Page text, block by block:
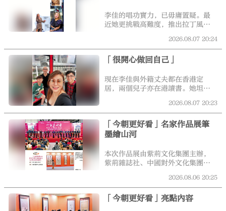
李佳的唱功實力，已毋庸置疑。最
近她更挑戰高難度，推出拉丁風十
常密集。她亦翻唱了林子祥的《追
憶》，以表達對父親的思念。明日
李佳更會帶同其最近推出的廣東歌
行簽唱會。早前李佳接受《大公
報》專訪，提起這次的專輯，她笑
東話，要將歌詞背得滾瓜爛熟，否
則很容易出錯。而另一首歌曲《追
憶》中的很多歌詞勾起她與爸爸的
回憶。
2026.08.07 20:24
「很開心做回自己」
現在李佳與外籍丈夫都在香港定
居，兩個兒子亦在港讀書。她坦言
中、附近放置了很多簇新的單車，
如果是在英國，一晚已被偷光了。
李佳在香港亦有很多暖心經歷，她
說：「我最初來港時有次向路人問
自帶路幫我；另一次我帶着兒子乘
巴士，八達通碰巧沒錢，有一對夫
現金；最暖心的一次是我抱着小兒
子準備過馬路，當時烈日當空，有
人走來為我打傘。這些都讓我好溫
2026.08.07 20:23
「今朝更好看」名家作品展筆
墨繪山河
本次作品展由紫荊文化集團主辦，
紫荊雜誌社、中國對外文化集團承
2026.08.06 20:25
「今朝更好看」亮點內容